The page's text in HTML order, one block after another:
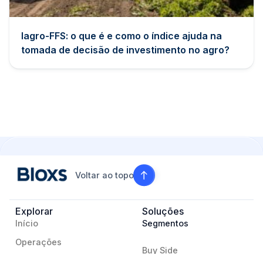
Iagro-FFS: o que é e como o índice ajuda na
tomada de decisão de investimento no agro?
Voltar ao topo
Explorar
Início
Operações
Soluções
Segmentos
Buy Side